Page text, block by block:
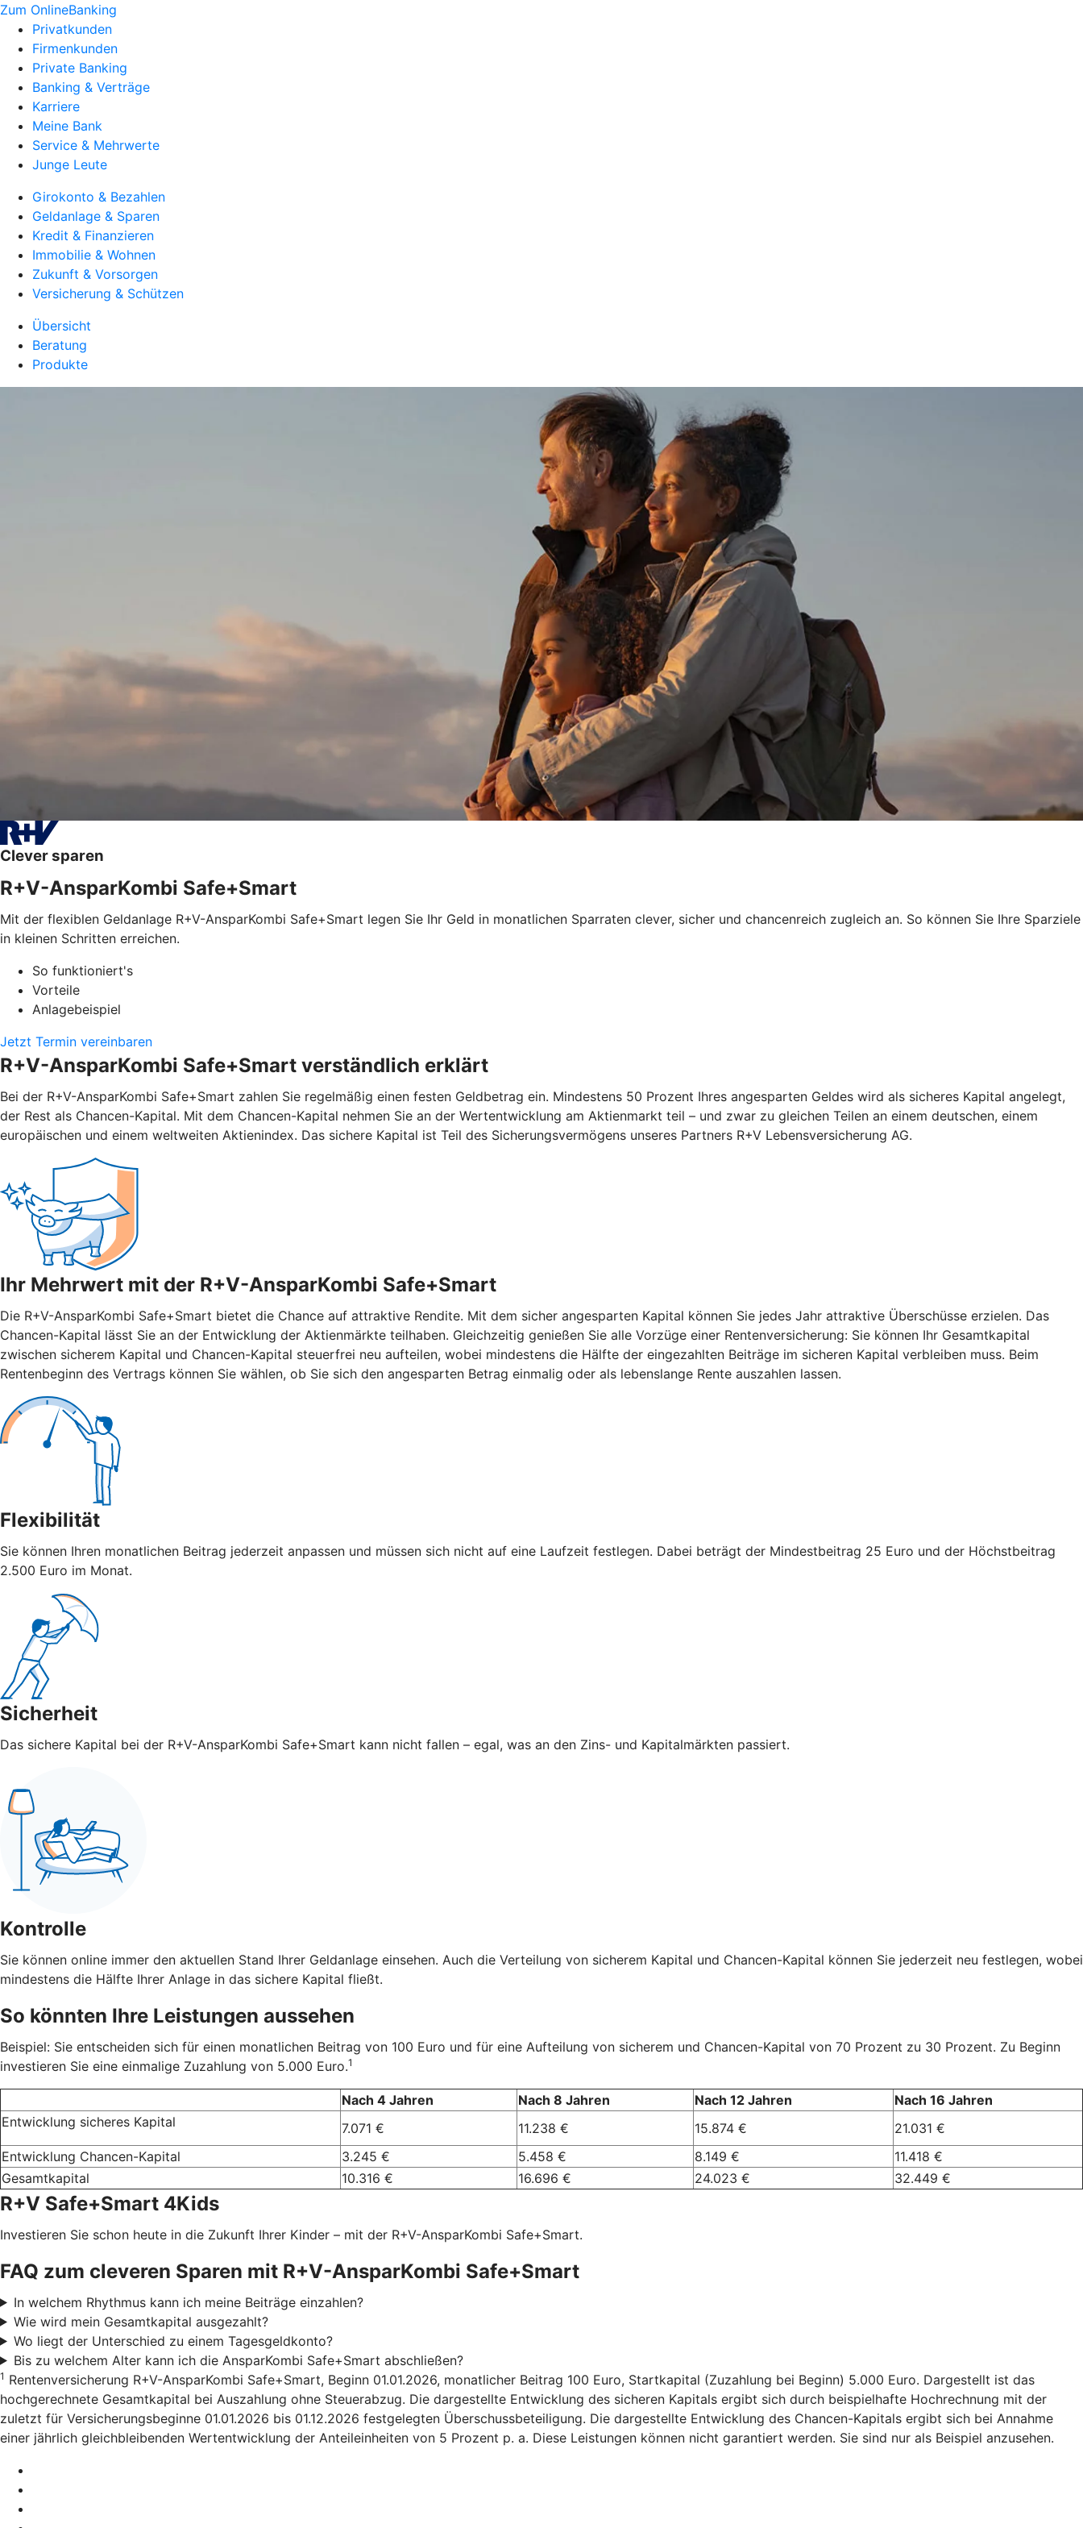
Zum OnlineBanking
Privatkunden
Firmenkunden
Private Banking
Banking & Verträge
Karriere
Meine Bank
Service & Mehrwerte
Junge Leute
Girokonto & Bezahlen
Geldanlage & Sparen
Kredit & Finanzieren
Immobilie & Wohnen
Zukunft & Vorsorgen
Versicherung & Schützen
Übersicht
Beratung
Produkte
Clever sparen
R+V-AnsparKombi Safe+Smart
Mit der flexiblen Geldanlage R+V-AnsparKombi Safe+Smart legen Sie Ihr Geld in monatlichen Sparraten clever, sicher und chancenreich zugleich an. So können Sie Ihre Sparziele
in kleinen Schritten erreichen.
So funktioniert's
Vorteile
Anlagebeispiel
Jetzt Termin vereinbaren
R+V-AnsparKombi Safe+Smart verständlich erklärt
Bei der R+V-AnsparKombi Safe+Smart zahlen Sie regelmäßig einen festen Geldbetrag ein. Mindestens 50 Prozent Ihres angesparten Geldes wird als sicheres Kapital angelegt,
der Rest als Chancen-Kapital. Mit dem Chancen-Kapital nehmen Sie an der Wertentwicklung am Aktienmarkt teil – und zwar zu gleichen Teilen an einem deutschen, einem
europäischen und einem weltweiten Aktienindex. Das sichere Kapital ist Teil des Sicherungsvermögens unseres Partners R+V Lebensversicherung AG.
Ihr Mehrwert mit der R+V-AnsparKombi Safe+Smart
Die R+V-AnsparKombi Safe+Smart bietet die Chance auf attraktive Rendite. Mit dem sicher angesparten Kapital können Sie jedes Jahr attraktive Überschüsse erzielen. Das
Chancen-Kapital lässt Sie an der Entwicklung der Aktienmärkte teilhaben. Gleichzeitig genießen Sie alle Vorzüge einer Rentenversicherung: Sie können Ihr Gesamtkapital
zwischen sicherem Kapital und Chancen-Kapital steuerfrei neu aufteilen, wobei mindestens die Hälfte der eingezahlten Beiträge im sicheren Kapital verbleiben muss. Beim
Rentenbeginn des Vertrags können Sie wählen, ob Sie sich den angesparten Betrag einmalig oder als lebenslange Rente auszahlen lassen.
Flexibilität
Sie können Ihren monatlichen Beitrag jederzeit anpassen und müssen sich nicht auf eine Laufzeit festlegen. Dabei beträgt der Mindestbeitrag 25 Euro und der Höchstbeitrag
2.500 Euro im Monat.
Sicherheit
Das sichere Kapital bei der R+V-AnsparKombi Safe+Smart kann nicht fallen – egal, was an den Zins- und Kapitalmärkten passiert.
Kontrolle
Sie können online immer den aktuellen Stand Ihrer Geldanlage einsehen. Auch die Verteilung von sicherem Kapital und Chancen-Kapital können Sie jederzeit neu festlegen, wobei
mindestens die Hälfte Ihrer Anlage in das sichere Kapital fließt.
So könnten Ihre Leistungen aussehen
Beispiel: Sie entscheiden sich für einen monatlichen Beitrag von 100 Euro und für eine Aufteilung von sicherem und Chancen-Kapital von 70 Prozent zu 30 Prozent. Zu Beginn
investieren Sie eine einmalige Zuzahlung von 5.000 Euro.1
Nach 4 Jahren Nach 8 Jahren Nach 12 Jahren
Nach 16 Jahren
Entwicklung sicheres Kapital
7.071 € 11.238 € 15.874 €
21.031 €
Entwicklung Chancen-Kapital
3.245 € 5.458 € 8.149 €
11.418 €
Gesamtkapital
10.316 € 16.696 € 24.023 € 32.449 €
R+V Safe+Smart 4Kids
Investieren Sie schon heute in die Zukunft Ihrer Kinder – mit der R+V-AnsparKombi Safe+Smart.
FAQ zum cleveren Sparen mit R+V-AnsparKombi Safe+Smart
In welchem Rhythmus kann ich meine Beiträge einzahlen?
Wie wird mein Gesamtkapital ausgezahlt?
Wo liegt der Unterschied zu einem Tagesgeldkonto?
Bis zu welchem Alter kann ich die AnsparKombi Safe+Smart abschließen?
1 Rentenversicherung R+V-AnsparKombi Safe+Smart, Beginn 01.01.2026, monatlicher Beitrag 100 Euro, Startkapital (Zuzahlung bei Beginn) 5.000 Euro. Dargestellt ist das
hochgerechnete Gesamtkapital bei Auszahlung ohne Steuerabzug. Die dargestellte Entwicklung des sicheren Kapitals ergibt sich durch beispielhafte Hochrechnung mit der
zuletzt für Versicherungsbeginne 01.01.2026 bis 01.12.2026 festgelegten Überschussbeteiligung. Die dargestellte Entwicklung des Chancen-Kapitals ergibt sich bei Annahme
einer jährlich gleichbleibenden Wertentwicklung der Anteileinheiten von 5 Prozent p. a. Diese Leistungen können nicht garantiert werden. Sie sind nur als Beispiel anzusehen.